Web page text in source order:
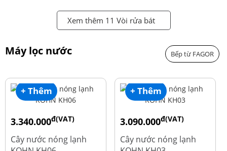
Xem thêm 11 Vòi rửa bát
Máy lọc nước Bếp từ FAGOR
+ Thêm
3.340.000đ(VAT)
Cây nước nóng lạnh
+ Thêm
3.090.000đ(VAT)
Cây nước nóng lạnh